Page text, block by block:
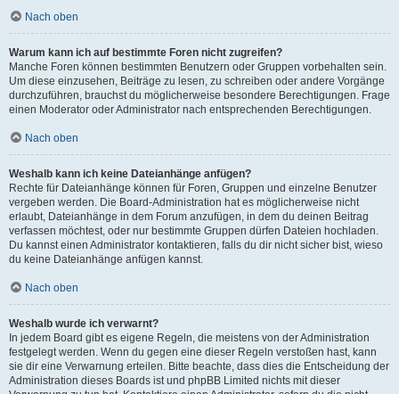
Nach oben
Warum kann ich auf bestimmte Foren nicht zugreifen?
Manche Foren können bestimmten Benutzern oder Gruppen vorbehalten sein.
Um diese einzusehen, Beiträge zu lesen, zu schreiben oder andere Vorgänge
durchzuführen, brauchst du möglicherweise besondere Berechtigungen. Frage
einen Moderator oder Administrator nach entsprechenden Berechtigungen.
Nach oben
Weshalb kann ich keine Dateianhänge anfügen?
Rechte für Dateianhänge können für Foren, Gruppen und einzelne Benutzer
vergeben werden. Die Board-Administration hat es möglicherweise nicht
erlaubt, Dateianhänge in dem Forum anzufügen, in dem du deinen Beitrag
verfassen möchtest, oder nur bestimmte Gruppen dürfen Dateien hochladen.
Du kannst einen Administrator kontaktieren, falls du dir nicht sicher bist, wieso
du keine Dateianhänge anfügen kannst.
Nach oben
Weshalb wurde ich verwarnt?
In jedem Board gibt es eigene Regeln, die meistens von der Administration
festgelegt werden. Wenn du gegen eine dieser Regeln verstoßen hast, kann
sie dir eine Verwarnung erteilen. Bitte beachte, dass dies die Entscheidung der
Administration dieses Boards ist und phpBB Limited nichts mit dieser